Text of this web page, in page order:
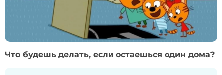
Что будешь делать, если остаешься один дома?